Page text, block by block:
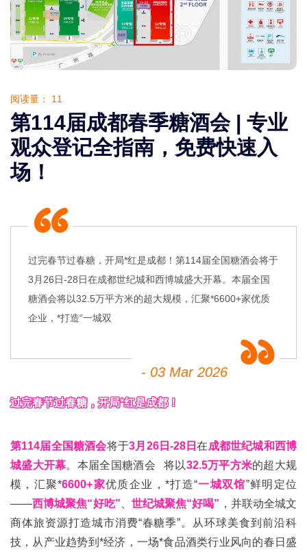
阅读量： 11
第114届成都春季糖酒会 | 专业
观众登记全指南，免费快速入
场！
过完春节过春糖，开局*红是成都！第114届全国糖酒会将于
3月26日-28日在成都世纪城和西博城盛大开幕。本届全国
糖酒会将以32.5万平方米的超大规模，汇聚*6600+家优质
企业，*打造“一城双
- 03 Mar 2026
过完春节过春糖，开局*红是成都！
第114届全国糖酒会将于3月26日-28日在成都世纪城和西博
城盛大开幕。本届全国糖酒会 将以32.5万平方米的超大规
模，汇聚*6600+家优质企业，*打造“一城双馆”鲜明定位
——西博城聚焦“好吃” 世纪城聚焦“好喝” ，并联动全城文
商体旅资源打造城市消费“春糖季”。从环球美食到前沿科
技，从产业趋势到*经济，一场*食品酒类行业风向的春日盛